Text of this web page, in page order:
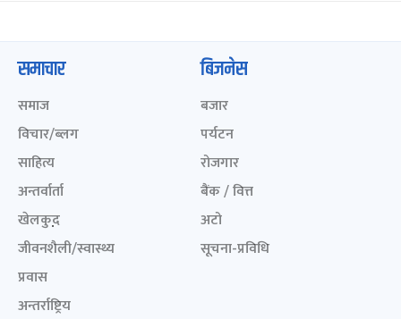
समाचार
समाज
विचार/ब्लग
साहित्य
अन्तर्वार्ता
खेलकुद़़
जीवनशैली/स्वास्थ्य
प्रवास
अन्तर्राष्ट्रिय
बिजनेस
बजार
पर्यटन
रोजगार
बैंक / वित्त
अटो
सूचना-प्रविधि